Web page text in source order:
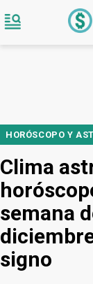
HORÓSCOPO Y
Clima
semana
signo